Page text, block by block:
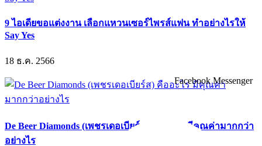
9 ไอเดียขอแต่งงาน เลือกแหวนเซอร์ไพรส์แฟน ทำอย่างไรให้
Say Yes
18 ธ.ค. 2566
De Beer Diamonds (เพชรเดอเบียร์ส) คืออะไร มีคุณค่ามากกว่า
อย่างไร
Facebook Messenger